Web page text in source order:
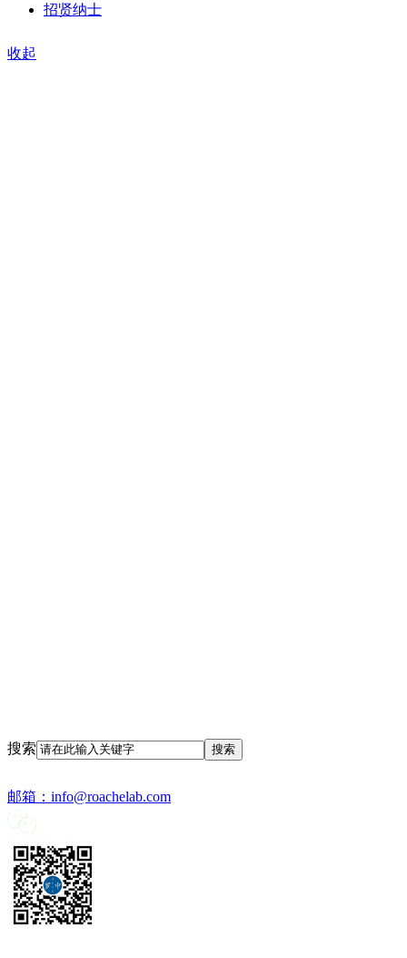
招贤纳士
收起
搜索
邮箱： info@roachelab.com‍